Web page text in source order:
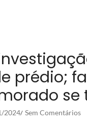
prédio;
se
2024/ Sem Comentários